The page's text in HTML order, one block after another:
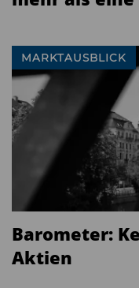
MARKTAUSBLICK
Barometer:
Aktien